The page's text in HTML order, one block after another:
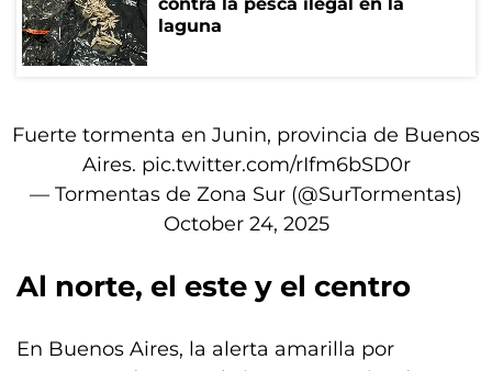
laguna
Fuerte tormenta en Junin, provincia de Buenos
Aires. pic.twitter.com/rIfm6bSD0r
— Tormentas de Zona Sur (@SurTormentas)
October 24, 2025
Al norte, el este y el centro
En Buenos Aires, la alerta amarilla por